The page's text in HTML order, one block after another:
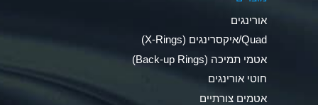
Ammonia Gas (hot)
Ammonium Carbonate (Aqueous)
אורינגים
Quad/איקסרינגים (X-Rings)
אטמי תמיכה (Back-up Rings)
חוטי אורינגים
אטמים צורתיים